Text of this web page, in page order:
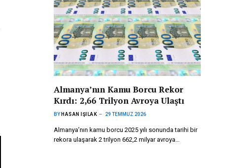
Almanya’nın Kamu Borcu Rekor
Kırdı: 2,66 Trilyon Avroya Ulaştı
BY HASAN IŞILAK 29 TEMMUZ 2026
Almanya’nın kamu borcu 2025 yılı sonunda tarihi bir
rekora ulaşarak 2 trilyon 662,2 milyar avroya…